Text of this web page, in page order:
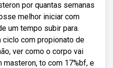
por quantas semanas
melhor iniciar com
um tempo subir para.
com propionato de
ver como o corpo vai
masteron, to com 17%bf, e